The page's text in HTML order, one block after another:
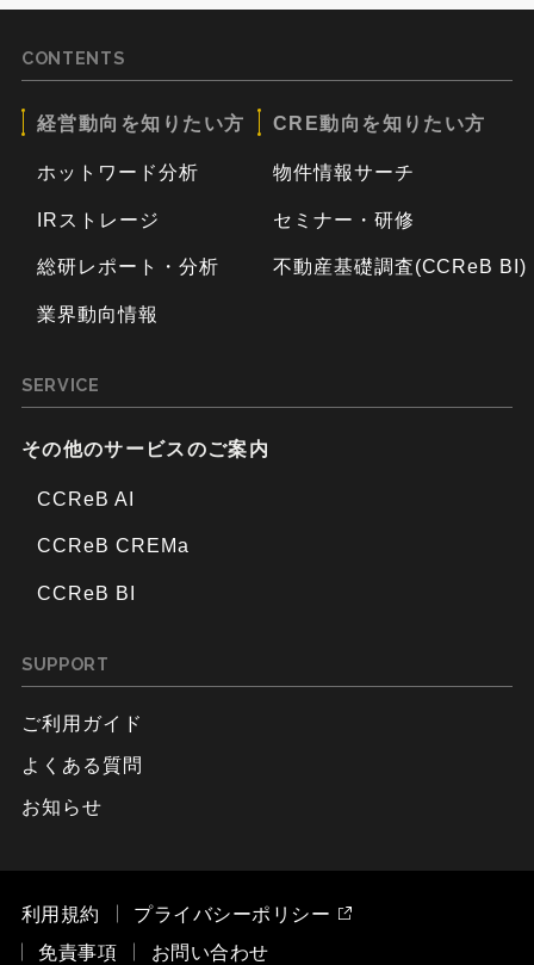
CONTENTS
経営動向を知りたい方
ホットワード分析
IRストレージ
総研レポート・分析
業界動向情報
CRE動向を知りたい方
物件情報サーチ
セミナー・研修
不動産基礎調査(CCReB BI)
SERVICE
その他のサービスのご案内
CCReB AI
CCReB CREMa
CCReB BI
SUPPORT
ご利用ガイド
よくある質問
お知らせ
利用規約
プライバシーポリシー
免責事項
お問い合わせ